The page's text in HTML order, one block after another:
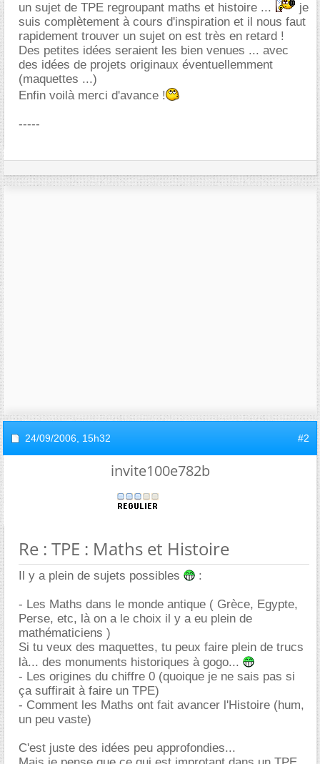
un sujet de TPE regroupant maths et histoire ...
je
suis complètement à cours d'inspiration et il nous faut
rapidement trouver un sujet on est très en retard !
Des petites idées seraient les bien venues ... avec
des idées de projets originaux éventuellemment
(maquettes ...)
Enfin voilà merci d'avance !
-----
24/09/2006, 15h32 #2
invite100e782b
Re : TPE : Maths et Histoire
Il y a plein de sujets possibles :
- Les Maths dans le monde antique ( Grèce, Egypte,
Perse, etc, là on a le choix il y a eu plein de
mathématiciens )
Si tu veux des maquettes, tu peux faire plein de trucs
là... des monuments historiques à gogo...
- Les origines du chiffre 0 (quoique je ne sais pas si
ça suffirait à faire un TPE)
- Comment les Maths ont fait avancer l'Histoire (hum,
un peu vaste)
C'est juste des idées peu approfondies...